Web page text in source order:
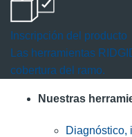
Inscripción del producto
Las herramientas
cobertura del ramo.
Nuestras
Diagnóstico,